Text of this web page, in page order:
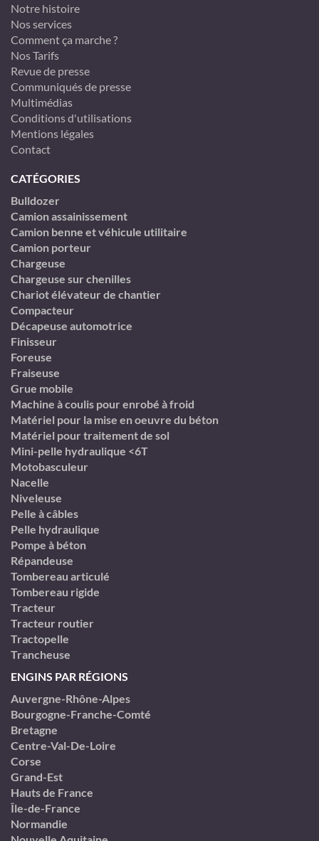
Notre histoire
Nos services
Comment ça marche ?
Nos Tarifs
Revue de presse
Communiqués de presse
Multimédias
Conditions d'utilisations
Mentions légales
Contact
CATÉGORIES
Bulldozer
Camion assainissement
Camion benne et véhicule utilitaire
Camion porteur
Chargeuse
Chargeuse sur chenilles
Chariot élévateur de chantier
Compacteur
Décapeuse automotrice
Finisseur
Foreuse
Fraiseuse
Grue mobile
Machine à coulis pour enrobé à froid
Matériel pour la mise en oeuvre du béton
Matériel pour traitement de sol
Mini-pelle hydraulique <6T
Motobasculeur
Nacelle
Niveleuse
Pelle à câbles
Pelle hydraulique
Pompe à béton
Répandeuse
Tombereau articulé
Tombereau rigide
Tracteur
Tracteur routier
Tractopelle
Trancheuse
ENGINS PAR RÉGIONS
Auvergne-Rhône-Alpes
Bourgogne-Franche-Comté
Bretagne
Centre-Val-De-Loire
Corse
Grand-Est
Hauts de France
Île-de-France
Normandie